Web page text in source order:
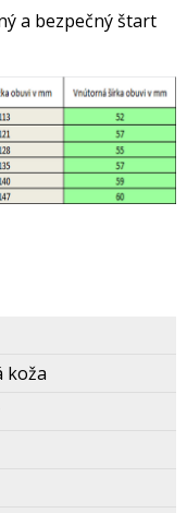
a bezpečný štart
koža